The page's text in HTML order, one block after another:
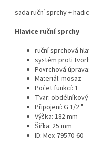
sada ruční sprchy +
Hlavice ruční sprchy
ruční sprchová
systém proti
Povrchová
Materiál: mosaz
Počet funkcí: 1
Tvar: obdélníkový
Připojení: G 1/2 "
Výška: 182 mm
Šířka: 25 mm
ID: Mex-79570-60